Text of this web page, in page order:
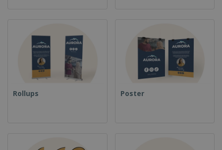
Rollups Poster